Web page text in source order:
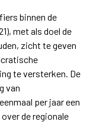
binnen de
met als doel de
zicht te geven
te versterken. De
van
per jaar een
de regionale